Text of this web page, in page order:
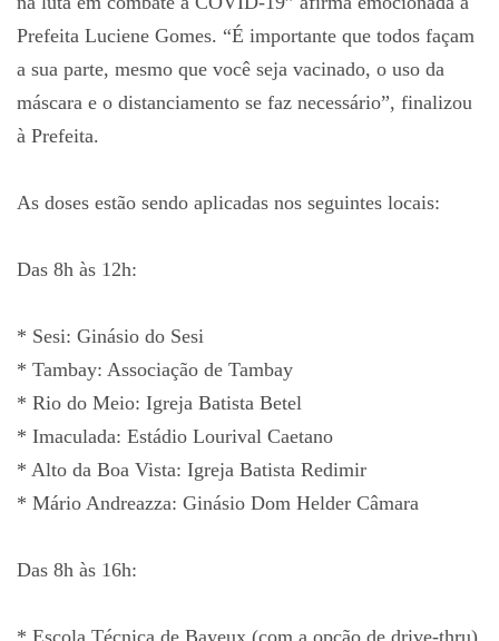
Prefeita Luciene Gomes. “É importante que todos façam
a sua parte, mesmo que você seja vacinado, o uso da
máscara e o distanciamento se faz necessário”, finalizou
à Prefeita.
As doses estão sendo aplicadas nos seguintes locais:
Das 8h às 12h:
* Sesi: Ginásio do Sesi
* Tambay: Associação de Tambay
* Rio do Meio: Igreja Batista Betel
* Imaculada: Estádio Lourival Caetano
* Alto da Boa Vista: Igreja Batista Redimir
* Mário Andreazza: Ginásio Dom Helder Câmara
Das 8h às 16h:
* Escola Técnica de Bayeux (com a opção de drive-thru)